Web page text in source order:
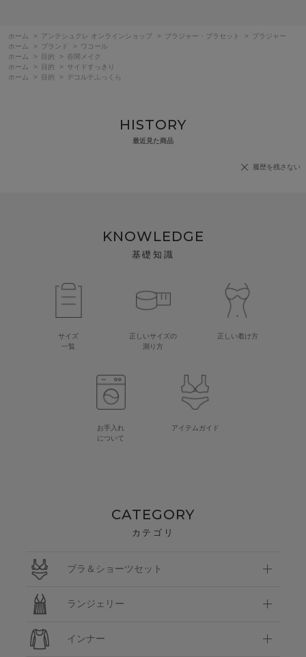
ホーム > アンテシュクレ オンラインショップ > ブラジャー・ブラセット >
ブラジャー
ホーム
> ブランド >
ワコール
ホーム
> 目的 >
谷間メイク
ホーム
> 目的 >
サイドすっきり
ホーム
> 目的 > デコルテふっくら
HISTORY
最近見た商品
履歴を残さない
KNOWLEDGE
基礎知識
サイズ
一覧
正しいサイズの
測り方
正しい着け方
お手入れ
について
アイテムガイド
CATEGORY
カテゴリ
ブラ＆ショーツセット
ランジェリー
インナー